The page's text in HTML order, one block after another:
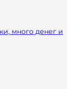
много денег и